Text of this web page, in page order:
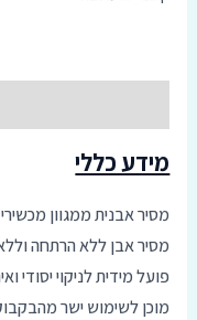
מידע כללי
מסיר אבנית ממגוון
מסיר אבן ללא הרתחה
פועל מידית לניקוי יסודי
מוכן לשימוש ישר